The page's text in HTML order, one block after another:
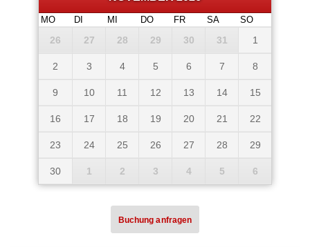
MO DI MI DO FR SA SO
26 27 28 29 30 31 1
2 3 4 5 6 7 8
9 10 11 12 13 14 15
16 17 18 19 20 21 22
23 24 25 26 27 28 29
30 1 2 3 4 5 6
Buchung anfragen